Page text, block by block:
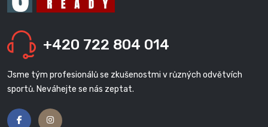
+420 722 804 014
Jsme tým profesionálů se zkušenostmi v různých odvětvích
sportů. Neváhejte se nás zeptat.